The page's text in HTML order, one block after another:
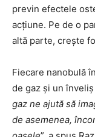
previn efectele
acțiune. Pe de o
altă parte, crește
Fiecare nanobulă
de gaz și un
gaz ne ajută să
de asemenea,